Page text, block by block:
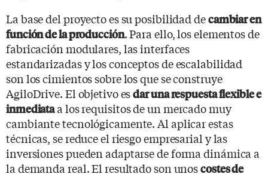
La base del proyecto es su posibilidad decambiar en
función de la producción. Para ello, los elementos de
fabricación modulares, las interfaces
estandarizadas y los conceptos de escalabilidad
son los cimientos sobre los que se construye
AgiloDrive. El objetivo esdar una respuesta flexible e
inmediataa los requisitos de un mercado muy
cambiante tecnológicamente. Al aplicar estas
técnicas, se reduce el riesgo empresarial y las
inversiones pueden adaptarse de forma dinámica a
la demanda real. El resultado son unoscostes de